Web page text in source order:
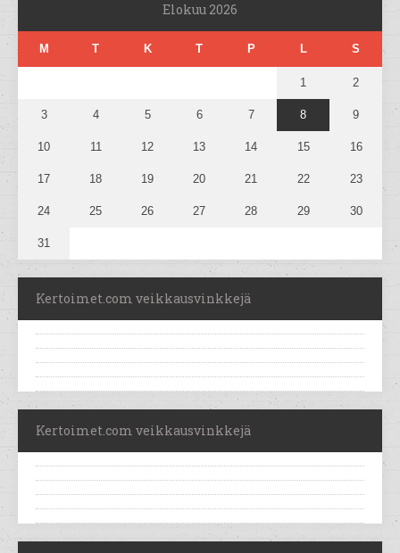
Elokuu 2026
M T K T P L S
1 2
3 4 5 6 7 8 9
10 11 12 13 14 15 16
17 18 19 20 21 22 23
24 25 26 27 28 29 30
31
Kertoimet.com veikkausvinkkejä
Kertoimet.com veikkausvinkkejä